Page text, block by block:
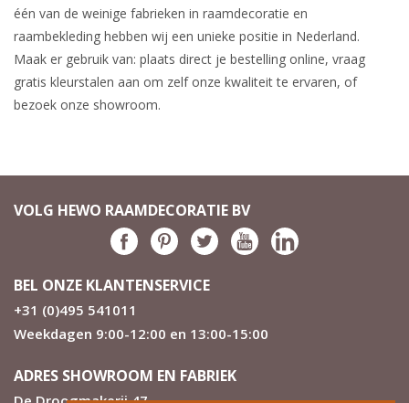
één van de weinige fabrieken in raamdecoratie en
raambekleding hebben wij een unieke positie in Nederland.
Maak er gebruik van: plaats direct je bestelling online, vraag
gratis kleurstalen aan om zelf onze kwaliteit te ervaren, of
bezoek onze showroom.
VOLG HEWO RAAMDECORATIE BV
BEL ONZE KLANTENSERVICE
+31 (0)495 541011
Weekdagen 9:00-12:00 en 13:00-15:00
ADRES SHOWROOM EN FABRIEK